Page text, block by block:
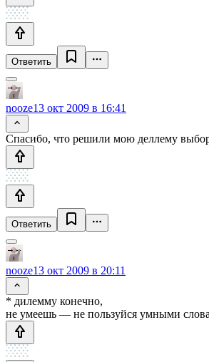
Ответить
nooze13 окт 2009 в 16:41
Спасибо, что решили мою деллему
Ответить
nooze13 окт 2009 в 20:11
* дилемму конечно,
не умеешь — не пользуйся умными